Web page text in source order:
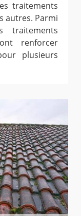
traitements
autres. Parmi
renforcer
plusieurs